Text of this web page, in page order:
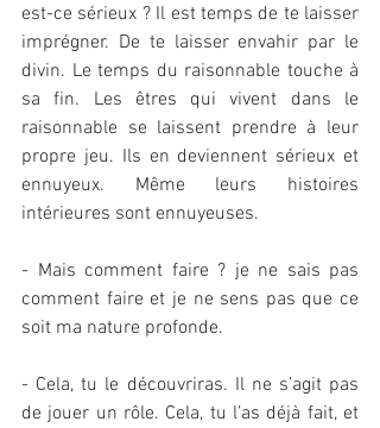
est-ce sérieux ? Il est temps de te laisser
imprégner. De te laisser envahir par le
divin. Le temps du raisonnable touche à
sa fin. Les êtres qui vivent dans le
raisonnable se laissent prendre à leur
propre jeu. Ils en deviennent sérieux et
ennuyeux. Même leurs histoires
intérieures sont ennuyeuses.
- Mais comment faire ? je ne sais pas
comment faire et je ne sens pas que ce
soit ma nature profonde.
- Cela, tu le découvriras. Il ne s’agit pas
de jouer un rôle. Cela, tu l’as déjà fait, et